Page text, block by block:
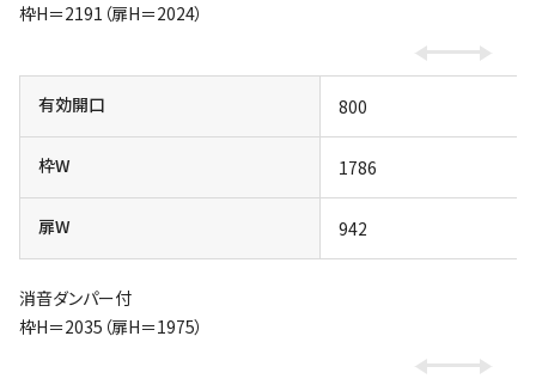
枠H＝2191（扉H＝2024）
有効開口 800
枠W 1786
扉W 942
消音ダンパー付
枠H＝2035（扉H＝1975）